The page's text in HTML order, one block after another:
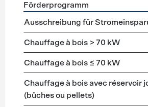
Förderprogramme
Förderprogramm
Ausschreibung für
Chauffage à bois > 70 kW
Chauffage à bois ≤ 70 kW
Chauffage à bois avec réservoir
(bûches ou pellets)